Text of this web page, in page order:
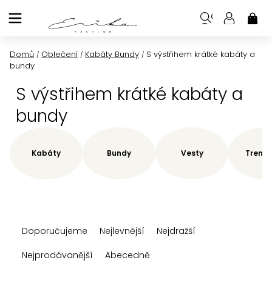
na
Domů / Oblečení / Kabáty Bundy / S výstřihem krátké kabáty a
bundy
S výstřihem krátké kabáty a
bundy
Kabáty Bundy Vesty
aDoporučujeme Nejlevnější
Nejdražší
Nejprodávanější
Abecedně